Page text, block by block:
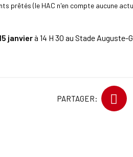
prêtés (le HAC n'en compte aucune
janvierà 14 H 30 au Stade Auguste-
PARTAGER: